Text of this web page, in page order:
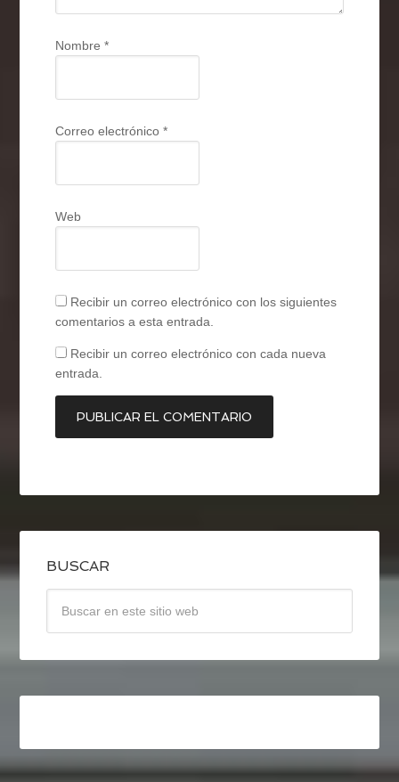
Nombre*
Correo electrónico*
Web
Recibir un correo electrónico con los siguientes
comentarios a esta entrada.
Recibir un correo electrónico con cada nueva
entrada.
BUSCAR